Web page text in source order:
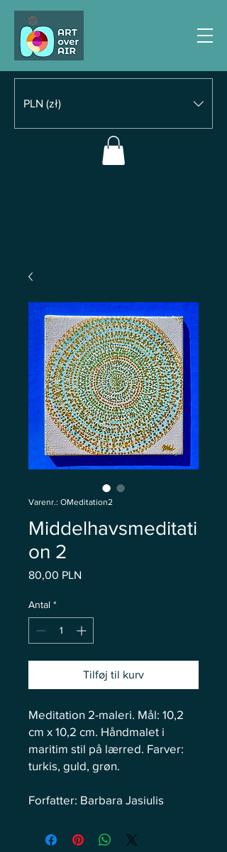
PLN (zł)
Varenr.: OMeditation2
Middelhavsmeditati
on 2
80,00 PLN
Antal *
Tilføj til kurv
Meditation 2-maleri. Mål: 10,2
cm x 10,2 cm. Håndmalet i
maritim stil på lærred. Farver:
turkis, guld, grøn.
Forfatter: Barbara Jasiulis